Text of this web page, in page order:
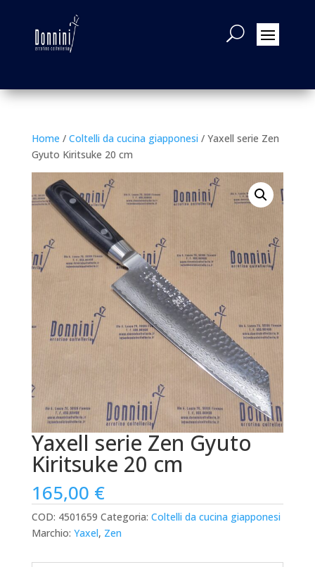
Home / Coltelli da cucina giapponesi / Yaxell serie Zen
Gyuto Kiritsuke 20 cm
Yaxell serie Zen Gyuto
Kiritsuke 20 cm
165,00 €
COD: 4501659 Categoria: Coltelli da cucina giapponesi
Marchio: Yaxel, Zen